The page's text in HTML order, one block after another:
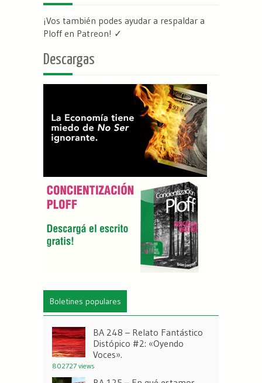
¡Vos también podes ayudar a respaldar a
Ploff en Patreon! ✓
Descargas
Boletines populares
BA 248 – Relato Fantástico
Distópico #2: «Oyendo
Voces».
802727 views